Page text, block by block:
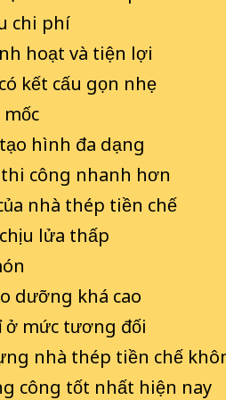
chi phí
hoạt và tiện lợi
kết cấu gọn nhẹ
hình đa dạng
công nhanh hơn
nhà thép tiền chế
lửa thấp
dưỡng khá cao
ở mức tương đối
nhà thép tiền chế
công tốt nhất hiện nay